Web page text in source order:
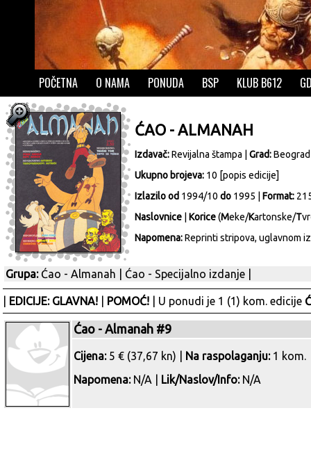
POČETNA O NAMA PONUDA BSP KLUB B612
ĆAO - ALMANAH
Izdavač:Revijalna štampa Grad:Beograd
Ukupno brojeva: 10 [popis edicije]
Izlazilo od 1994/10 do 1995 | Format:
Naslovnice
Korice(Meke/Kartonske/T
Napomena:Reprinti stripova, uglavnom
Grupa: Ćao - Almanah Ćao - Specijalno izdanje
EDICIJE: GLAVNA! POMOĆ! | U ponudi je 1 (1) kom. edicije
Ćao - Almanah #9
Cijena:5 € (37,67 kn) | Na raspolaganju:1 kom.
Napomena:N/A | Lik/Naslov/Info:N/A